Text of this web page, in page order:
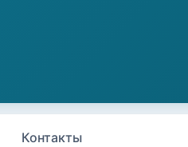
Контакты